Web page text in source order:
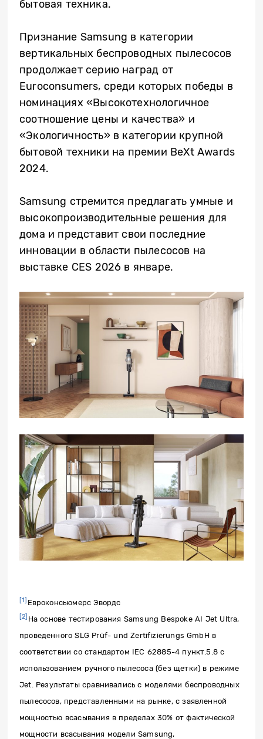
бытовая техника.
Признание Samsung в категории
вертикальных беспроводных пылесосов
продолжает серию наград от
Euroconsumers, среди которых победы в
номинациях «Высокотехнологичное
соотношение цены и качества» и
«Экологичность» в категории крупной
бытовой техники на премии BeXt Awards
2024.
Samsung стремится предлагать умные и
высокопроизводительные решения для
дома и представит свои последние
инновации в области пылесосов на
выставке CES 2026 в январе.
[1] Евроконсьюмерс Эвордс
[2] На основе тестирования Samsung Bespoke AI Jet Ultra,
проведенного SLG Prüf- und Zertifizierungs GmbH в
соответствии со стандартом IEC 62885-4 пункт.5.8 с
использованием ручного пылесоса (без щетки) в режиме
Jet. Результаты сравнивались с моделями беспроводных
пылесосов, представленными на рынке, с заявленной
мощностью всасывания в пределах 30% от фактической
мощности всасывания модели Samsung,